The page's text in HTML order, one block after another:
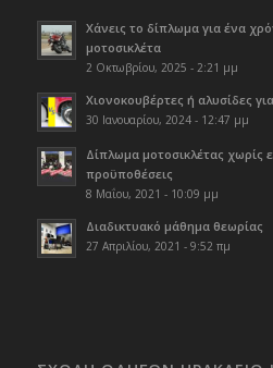
Χάνεις το δίπλωμα για ένα
μοτοσικλέτα
2 Οκτωβρίου, 2025 - 2:21 μμ
Χιονοκουβέρτες ή αλυσίδες
30 Ιανουαρίου, 2024 - 12:47 μμ
Δίπλωμα μοτοσικλέτας χωρίς
προϋποθέσεις
8 Μαΐου, 2021 - 10:09 μμ
Διαδικτυακό μάθημα θεωρίας
27 Απριλίου, 2021 - 9:52 πμ